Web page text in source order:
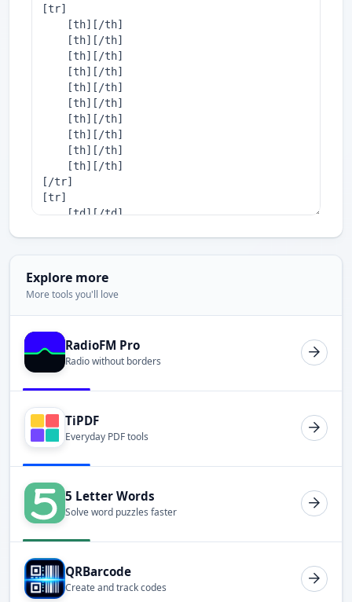
Explore more
More tools you'll love
RadioFM Pro
Radio without borders
TiPDF
Everyday PDF tools
5 Letter Words
Solve word puzzles faster
QRBarcode
Create and track codes